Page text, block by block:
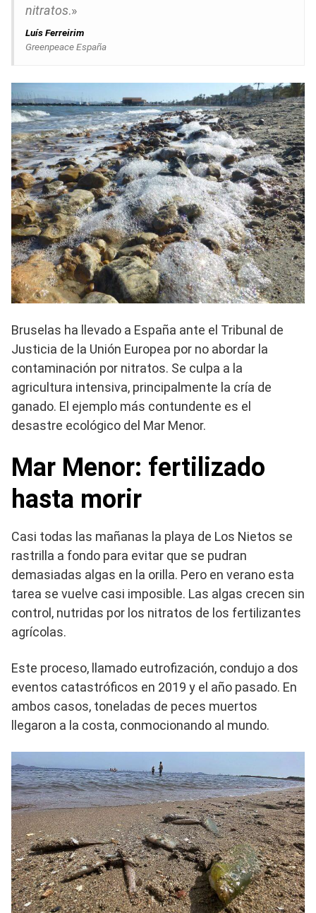
nitratos.»
Luís Ferreirim
Greenpeace España
Bruselas ha llevado a España ante el Tribunal de
Justicia de la Unión Europea por no abordar la
contaminación por nitratos. Se culpa a la
agricultura intensiva, principalmente la cría de
ganado. El ejemplo más contundente es el
desastre ecológico del Mar Menor.
Mar Menor: fertilizado
hasta morir
Casi todas las mañanas la playa de Los Nietos se
rastrilla a fondo para evitar que se pudran
demasiadas algas en la orilla. Pero en verano esta
tarea se vuelve casi imposible. Las algas crecen sin
control, nutridas por los nitratos de los fertilizantes
agrícolas.
Este proceso, llamado eutrofización, condujo a dos
eventos catastróficos en 2019 y el año pasado. En
ambos casos, toneladas de peces muertos
llegaron a la costa, conmocionando al mundo.